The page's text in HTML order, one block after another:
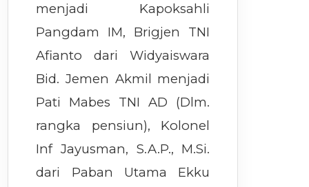
menjadi Kapoksahli
Pangdam IM, Brigjen TNI
Afianto dari Widyaiswara
Bid. Jemen Akmil menjadi
Pati Mabes TNI AD (Dlm.
rangka pensiun), Kolonel
Inf Jayusman, S.A.P., M.Si.
dari Paban Utama Ekku